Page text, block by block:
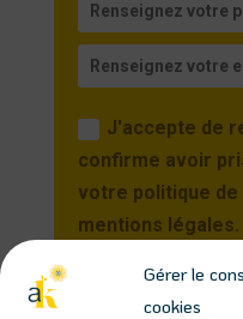
Gérer le
cookies
J'accepte de
confirme avoir
votre politique
mentions légales.